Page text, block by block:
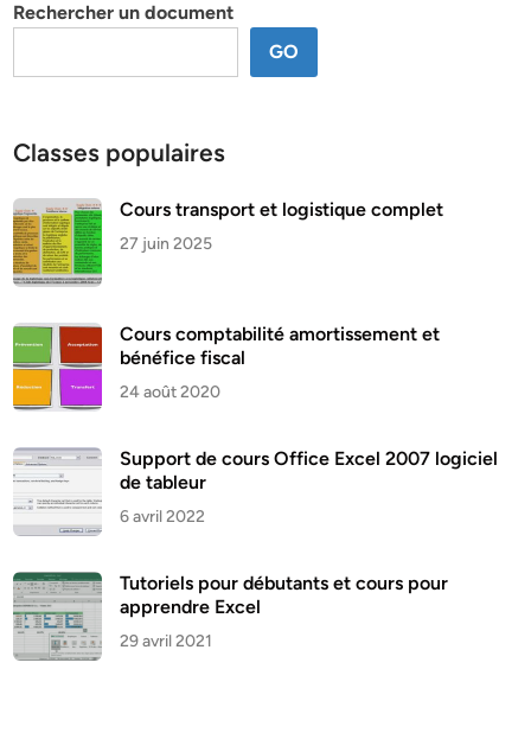
Rechercher un document
GO
Classes populaires
Cours transport et logistique complet
27 juin 2025
Cours comptabilité amortissement et
bénéfice fiscal
24 août 2020
Support de cours Office Excel 2007 logiciel
de tableur
6 avril 2022
Tutoriels pour débutants et cours pour
apprendre Excel
29 avril 2021